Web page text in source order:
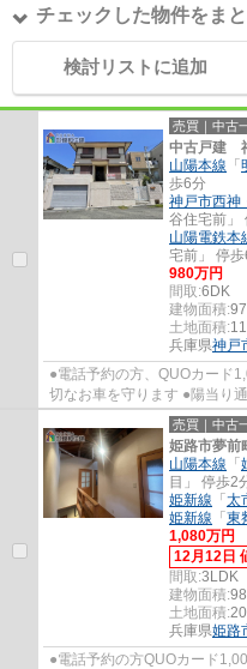
チェックした物件をま
検討リストに追加
売買｜中古
中古戸建
山陽本線 「
歩6分
神戸市西神
谷住宅前」
山陽電鉄本
宅前」 停
980万円
間取:6DK
建物面積:
土地面積:
兵庫県神戸
●電話予約の方、QUOカード
切なお車を守ります ●陽当り
谷駅』『明石駅』利用可能で
売買｜中古
姫路市夢
山陽本線 「
目」 停歩2
姫新線 「太
姫新線 「東
1,080万円
12月12日
間取:3LDK
建物面積:
土地面積:
兵庫県姫路
●電話予約の方QUOカード